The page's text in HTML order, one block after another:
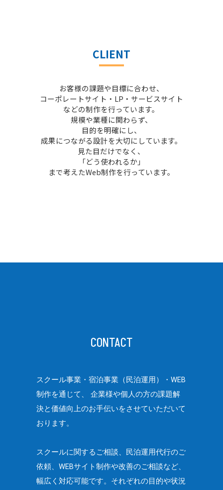
CLIENT
お客様の課題や目標に合わせ、
コーポレートサイト・LP・サービスサイト
などの制作を行っています。
規模や業種に関わらず、
目的を明確にし、
成果につながる設計を大切にしています。
見た目だけでなく、
「どう使われるか」
まで考えたWeb制作を行っています。
CONTACT
スクール事業・宿泊事業（民泊運用）・WEB
制作を通じて、
企業様や個人の方の課題解
決と価値向上のお手伝いをさせていただいて
おります。
スクールに関するご相談、民泊運用代行のご
依頼、WEBサイト制作や改善のご相談など、
幅広く対応可能です。 それぞれの目的や状況